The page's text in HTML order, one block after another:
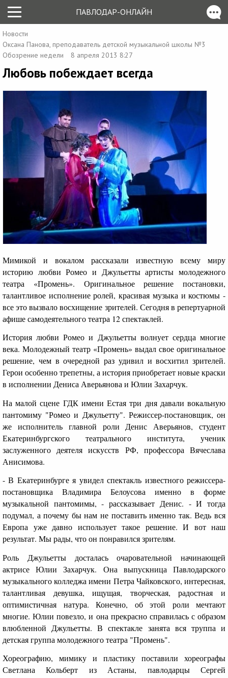
ПАВЛОДАР-ОНЛАЙН
Новости
Оксана Панова, преподаватель детской музыкальной школы №3
Обозрение недели
8 апреля 2013 8:27
Любовь побеждает всегда
Мимикой и вокалом рассказали известную всему миру
историю любви Ромео и Джульетты артисты молодежного
театра «Промень». Оригинальное решение постановки,
талантливое исполнение ролей, красивая музыка и костюмы -
все это вызвало восхищение зрителей. Сегодня в репертуарной
афише самодеятельного театра 12 спектаклей.
История любви Ромео и Джульетты волнует сердца многие
века. Молодежный театр «Промень» выдал свое оригинальное
решение, чем в очередной раз удивил и восхитил зрителей.
Герои особенно трепетны, а история приобретает новые краски
в исполнении Дениса Аверьянова и Юлии Захарчук.
На малой сцене ГДК имени Естая три дня давали вокальную
пантомиму "Ромео и Джульетту". Режиссер-постановщик, он
же исполнитель главной роли Денис Аверьянов, студент
Екатеринбургского театрального института, ученик
заслуженного деятеля искусств РФ, профессора Вячеслава
Анисимова.
- В Екатеринбурге я увидел спектакль известного режиссера-
постановщика Владимира Белоусова именно в форме
музыкальной пантомимы, - рассказывает Денис. - И тогда
подумал, а почему бы нам не поставить именно так. Ведь вся
Европа уже давно использует такое решение. И вот наш
результат. Мы рады, что он понравился зрителям.
Роль Джульетты досталась очаровательной начинающей
актрисе Юлии Захарчук. Она выпускница Павлодарского
музыкального колледжа имени Петра Чайковского, интересная,
талантливая девушка, ищущая, творческая, радостная и
оптимистичная натура. Конечно, об этой роли мечтают
многие. Юлии повезло, и она прекрасно справилась с образом
влюбленной Джульетты. В спектакле занята вся труппа и
детская группа молодежного театра "Промень".
Хореографию, мимику и пластику поставили хореографы
Светлана Кольберт из Астаны, павлодарцы Сергей